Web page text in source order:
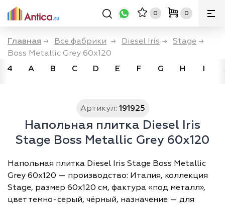
0 0
Главная → Все фабрики → Diesel Iris → Stage →
Boss Metallic Grey 60x120
4
A B C D E F G H I
Артикул: 191925
Напольная плитка Diesel Iris
Stage Boss Metallic Grey 60x120
Напольная плитка Diesel Iris Stage Boss Metallic
Grey 60x120 — производство: Италия, коллекция
Stage, размер 60х120 см, фактура «под металл»,
цвет темно-серый, чёрный, назначение — для